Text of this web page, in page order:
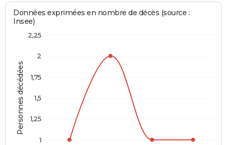
Personnes décédées
Données exprimées en nombre de décès (source :
Insee)
1
1,25
1,5
1,75
2
2,25